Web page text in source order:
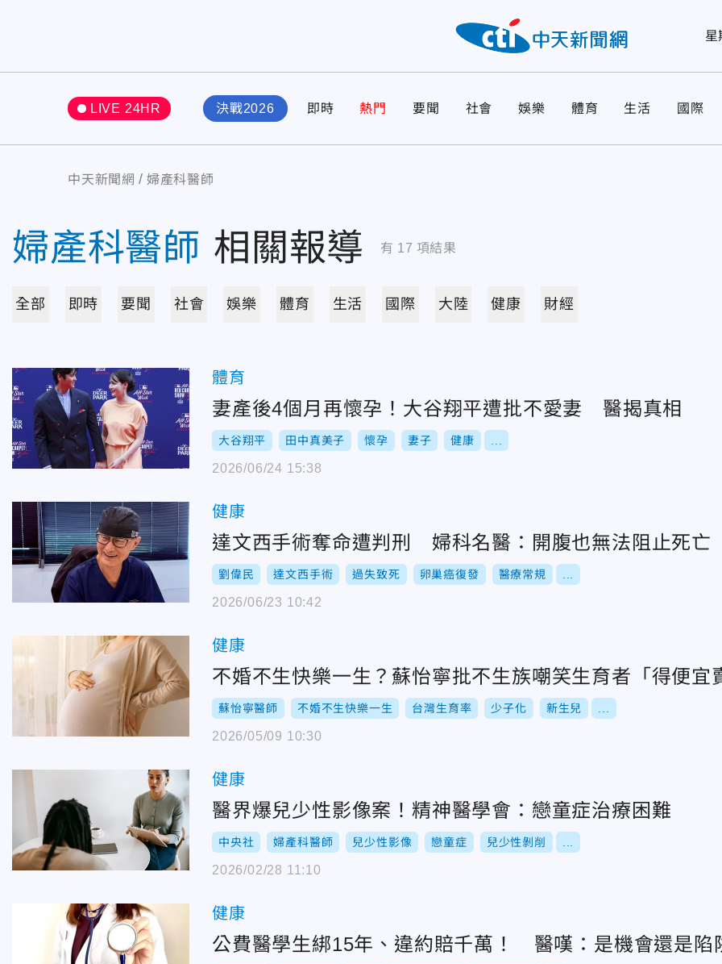
星
LIVE 24HR 決戰2026 即時 熱門 要聞 社會 娛樂 體育 生活 國際
中天新聞網 婦產科醫師
婦產科醫師 相關報導 有 17 項結果
全部 即時 要聞 社會 娛樂 體育 生活 國際 大陸 健康 財經
體育
妻產後4個月再懷孕！大谷翔平遭批不愛妻 醫揭真相
大谷翔平 田中真美子 懷孕 妻子 健康
2026/06/24 15:38
健康
達文西手術奪命遭判刑 婦科名醫：開腹也無法阻止死亡
劉偉民 達文西手術 過失致死 卵巢癌復發 醫療常規
2026/06/23 10:42
健康
不婚不生快樂一生？蘇怡寧批不生族嘲笑生育者「得便宜
蘇怡寧醫師 不婚不生快樂一生 台灣生育率 少子化 新生兒
2026/05/09 10:30
健康
醫界爆兒少性影像案！精神醫學會：戀童症治療困難
中央社 婦產科醫師 兒少性影像 戀童症 兒少性剝削
2026/02/28 11:10
健康
公費醫學生綁15年、違約賠千萬！ 醫嘆：是機會還是陷